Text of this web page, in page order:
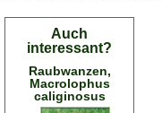
Auch
interessant?
Raubwanzen,
Macrolophus
caliginosus